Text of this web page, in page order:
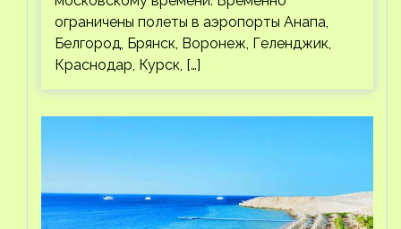
ограничены полеты в аэропорты Анапа,
Белгород, Брянск, Воронеж, Геленджик,
Краснодар, Курск, […]